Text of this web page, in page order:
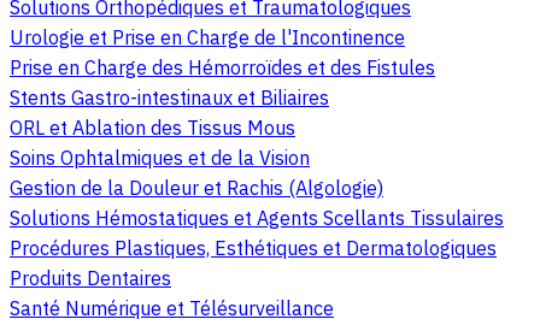
Solutions Orthopédiques et Traumatologiques
Urologie et Prise en Charge de l'Incontinence
Prise en Charge des Hémorroïdes et des Fistules
Stents Gastro-intestinaux et Biliaires
ORL et Ablation des Tissus Mous
Soins Ophtalmiques et de la Vision
Gestion de la Douleur et Rachis (Algologie)
Solutions Hémostatiques et Agents Scellants Tissulaires
Procédures Plastiques, Esthétiques et Dermatologiques
Produits Dentaires
Santé Numérique et Télésurveillance